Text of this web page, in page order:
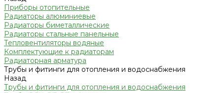
Приборы отопительные
Радиаторы алюминиевые
Радиаторы биметаллические
Радиаторы стальные панельные
Тепловентиляторы водяные
Комплектующие к радиаторам
Радиаторная арматура
Трубы и фитинги для отопления и водоснабжения
Назад
Трубы и фитинги для отопления и водоснабжения